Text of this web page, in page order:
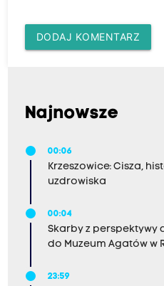
DODAJ KOMENTARZ
Najnowsze
00:06
Krzeszowice: Cisza,
uzdrowiska
00:04
Skarby z perspektywy
do Muzeum Agatów w
23:59